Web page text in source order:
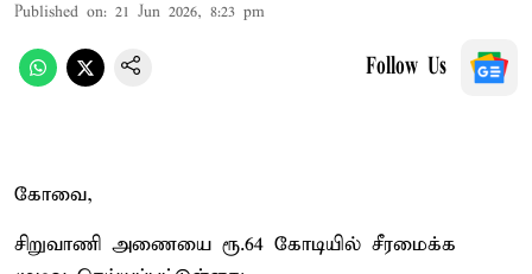
Published on: 21 Jun 2026, 8:23 pm
Follow Us
கோவை,
சிறுவாணி அணையை ரூ.64 கோடியில் சீரமைக்க